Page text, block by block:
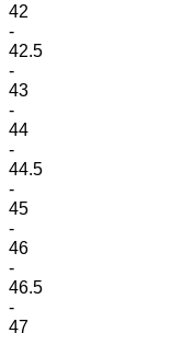
42
-
42.5
-
43
-
44
-
44.5
-
45
-
46
-
46.5
-
47